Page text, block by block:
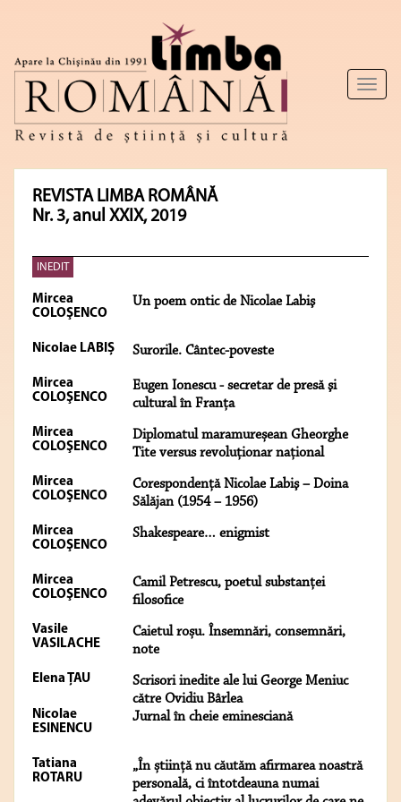
Toggle
REVISTA LIMBA ROMÂNĂ
Nr. 3, anul XXIX, 2019
INEDIT
Mircea
COLOŞENCO
Un poem ontic de Nicolae Labiş
Nicolae LABIȘ Surorile. Cântec-poveste
Mircea
COLOŞENCO
Eugen Ionescu - secretar de presă şi
cultural în Franţa
Mircea
COLOŞENCO
Diplomatul maramureșean Gheorghe
Tite versus revoluţionar naţional
Mircea
COLOŞENCO
Corespondenţă Nicolae Labiş – Doina
Sălăjan (1954 – 1956)
Mircea
COLOŞENCO
Shakespeare… enigmist
Mircea
COLOŞENCO
Camil Petrescu, poetul substanței
filosofice
Vasile
VASILACHE
Caietul roșu. Însemnări, consemnări,
note
Elena ŢAU
Scrisori inedite ale lui George Meniuc
către Ovidiu Bârlea
Nicolae
ESINENCU
Jurnal în cheie eminesciană
Tatiana
ROTARU
„În știință nu căutăm afirmarea noastră
personală, ci întotdeauna numai